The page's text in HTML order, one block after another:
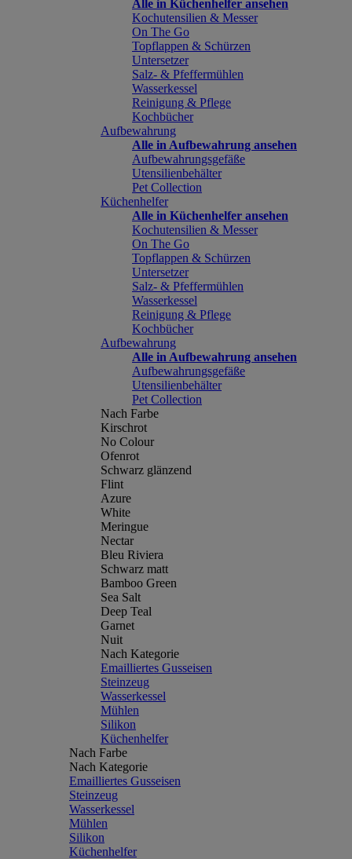
Alle in Küchenhelfer ansehen
Kochutensilien & Messer
On The Go
Topflappen & Schürzen
Untersetzer
Salz- & Pfeffermühlen
Wasserkessel
Reinigung & Pflege
Kochbücher
Aufbewahrung
Alle in Aufbewahrung ansehen
Aufbewahrungsgefäße
Utensilienbehälter
Pet Collection
Küchenhelfer
Alle in Küchenhelfer ansehen
Kochutensilien & Messer
On The Go
Topflappen & Schürzen
Untersetzer
Salz- & Pfeffermühlen
Wasserkessel
Reinigung & Pflege
Kochbücher
Aufbewahrung
Alle in Aufbewahrung ansehen
Aufbewahrungsgefäße
Utensilienbehälter
Pet Collection
Nach Farbe
Kirschrot
No Colour
Ofenrot
Schwarz glänzend
Flint
Azure
White
Meringue
Nectar
Bleu Riviera
Schwarz matt
Bamboo Green
Sea Salt
Deep Teal
Garnet
Nuit
Nach Kategorie
Emailliertes Gusseisen
Steinzeug
Wasserkessel
Mühlen
Silikon
Küchenhelfer
Nach Farbe
Nach Kategorie
Emailliertes Gusseisen
Steinzeug
Wasserkessel
Mühlen
Silikon
Küchenhelfer